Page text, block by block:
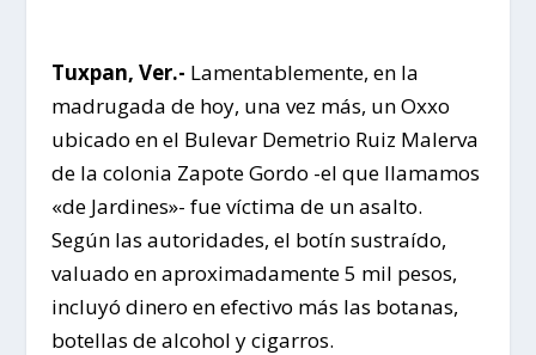
Tuxpan, Ver.- Lamentablemente, en la
madrugada de hoy, una vez más, un Oxxo
ubicado en el Bulevar Demetrio Ruiz Malerva
de la colonia Zapote Gordo -el que llamamos
«de Jardines»- fue víctima de un asalto.
Según las autoridades, el botín sustraído,
valuado en aproximadamente 5 mil pesos,
incluyó dinero en efectivo más las botanas,
botellas de alcohol y cigarros.